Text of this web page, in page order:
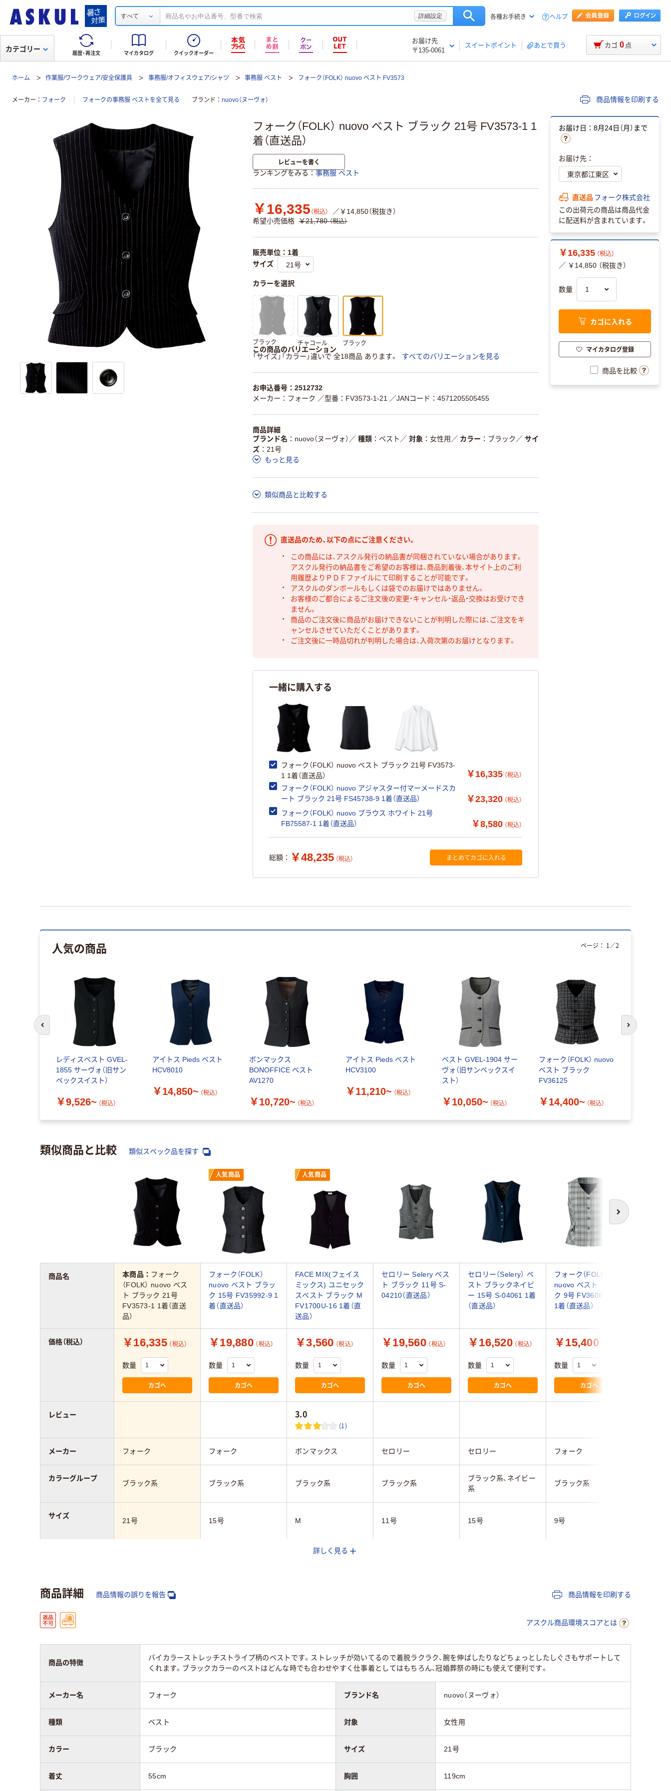
すべて 詳細設定 各種お手続き ヘルプ
履歴・再注文 マイカタログ クイックオーダー
お届け先
〒135-0061
スイートポイント あとで買う
カテゴリー カゴ 0 点
ホーム 作業服/ワークウェア/安全保護具 事務服/オフィスウェア/シャツ 事務服 ベスト フォーク（FOLK） nuovo ベスト FV3573
メーカー フォーク フォークの事務服 ベストを全て見る ブランド nuovo（ヌーヴォ） 商品情報を印刷する
フォーク（FOLK） nuovo ベスト ブラック 21号 FV3573-1 1
着（直送品）
レビューを書く
ランキングをみる 事務服 ベスト
￥16,335 （税込）
／￥14,850（税抜き）
希望小売価格 ￥21,780 （税込）
販売単位：1着
サイズ
カラーを選択
ブラック チャコール ブラック
この商品のバリエーション
「サイズ」「カラー」違いで 全18商品 あります。
すべてのバリエーションを見る
お申込番号：2512732
メーカー：フォーク ／型番：FV3573-1-21 ／JANコード：4571205505455
商品詳細
ブランド名
nuovo（ヌーヴォ） ／ 種類 ベスト ／ 対象 女性用 ／ カラー ブラック ／ サイ
ズ
21号
もっと見る
類似商品と比較する
直送品のため、以下の点にご注意ください。
この商品には、アスクル発行の納品書が同梱されていない場合があります。
アスクル発行の納品書をご希望のお客様は、商品到着後、本サイト上のご利
用履歴よりＰＤＦファイルにて印刷することが可能です。
アスクルのダンボールもしくは袋でのお届けではありません。
お客様のご都合によるご注文後の変更・キャンセル・返品・交換はお受けでき
ません。
商品のご注文後に商品がお届けできないことが判明した際には、ご注文をキ
ャンセルさせていただくことがあります。
ご注文後に一時品切れが判明した場合は、入荷次第のお届けとなります。
一緒に購入する
フォーク（FOLK） nuovo ベスト ブラック 21号 FV3573-
1 1着（直送品）
￥16,335 （税込）
フォーク（FOLK） nuovo アジャスター付マーメードスカ
ート ブラック 21号 FS45738-9 1着（直送品）
￥23,320 （税込）
フォーク（FOLK） nuovo ブラウス ホワイト 21号
FB75587-1 1着（直送品）
￥8,580 （税込）
総額： ￥48,235 （税込） まとめてカゴに入れる
お届け日：8月24日（月）まで
お届け先：
直送品 フォーク株式会社
この出荷元の商品は商品代金
に配送料が含まれています。
￥16,335 （税込）
／ ￥14,850 （税抜き）
数量
カゴに入れる
マイカタログ登録
商品を比較
人気の商品
レディスベスト GVEL-
1855 サーヴォ（旧サン
ペックスイスト）
￥9,526~ （税込）
アイトス Pieds ベスト
HCV8010
￥14,850~ （税込）
ボンマックス
BONOFFICE ベスト
AV1270
￥10,720~ （税込）
アイトス Pieds ベスト
HCV3100
￥11,210~ （税込）
ベスト GVEL-1904 サー
ヴォ（旧サンペックスイ
スト）
￥10,050~ （税込）
フォーク（FOLK） nuovo
ベスト ブラック
FV36125
￥14,400~ （税込）
ページ： 1 ／2
前のスライドへ 次のスライド
類似商品と比較 類似スペック品を探す
次へ
人気商品 人気商品
本商品： フォーク
（FOLK） nuovo ベス
ト ブラック 21号
FV3573-1 1着（直送
品）
フォーク（FOLK）
nuovo ベスト ブラッ
ク 15号 FV35992-9 1
着（直送品）
FACE MIX(フェイス
ミックス) ユニセック
スベスト ブラック M
FV1700U-16 1着（直
送品）
セロリー Selery ベス
ト ブラック 11号 S-
04210（直送品）
セロリー（Selery） ベ
スト ブラックネイビ
ー 15号 S-04061 1着
（直送品）
フォーク（FOLK）
nuovo ベスト ブラッ
ク 9号 FV36084-9-9
1着（直送品）
￥16,335 （税込）
数量
カゴへ
￥19,880 （税込）
数量
カゴへ
￥3,560 （税込）
数量
カゴへ
￥19,560 （税込）
数量
カゴへ
￥16,520 （税込）
数量
カゴへ
￥15,400
数量
カゴへ
3.0
(1)
フォーク フォーク ボンマックス セロリー セロリー フォーク
ブラック系 ブラック系 ブラック系 ブラック系
ブラック系、ネイビー
系
ブラック系
21号 15号 M 11号 15号 9号
商品名
価格（税込）
レビュー
メーカー
カラーグループ
サイズ
詳しく見る
商品詳細 商品情報の誤りを報告 商品情報を印刷する
アスクル商品環境スコアとは
商品の特徴
バイカラーストレッチストライプ柄のベストです。ストレッチが効いてるので着脱ラクラク、腕を伸ばしたりなどちょっとしたしぐさもサポートして
くれます。ブラックカラーのベストはどんな時でも合わせやすく仕事着としてはもちろん、冠婚葬祭の時にも使えて便利です。
メーカー名 フォーク ブランド名 nuovo（ヌーヴォ）
種類 ベスト 対象 女性用
カラー ブラック サイズ 21号
着丈 55cm 胸囲 119cm